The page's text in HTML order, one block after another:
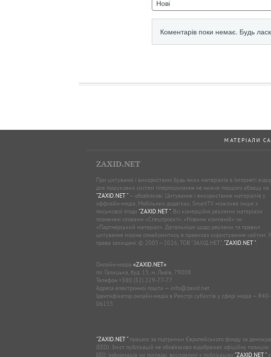
МАТЕРІАЛИ
ZAXID.NET
При цитуванні і використанні будь-яких матеріалів в Інтернеті
для пошукових систем гіперпосилання не нижче першого абзацу на
"ZAXID.NET "— обов’язкові. Цитування і використання матеріалів у
оффлайн-медіа, Мобільних додатках, SmartTV можливе лише з
письмової згоди "ZAXID.NET ". Всі комерційні рекламні матеріали
позначені словами «Спецпроєкт», «Новини компаній» чи
«Партнерський матеріал». Детальніше щодо реклами та правил
цитування можна ознайомитись в правилах користування сайтом.
права захищені. © 2005—2026, ТОВ “ЗАХІД.НЕТ”, "ZAXID.NET ".
Онлайн-медіа «ZAXID.NET»
пл. Галицька, буд. 15, м. Львів, 79008
Телефон +380 (32) 229-77-77
Адреса електронної пошти — info@zaxid.net
Ідентифікатор онлайн-медіа в Реєстрі суб'єктів у сфері медіа — R40-
06155
"ZAXID.NET "працює за підтримки Європейського фонду за
(EED). Зміст публікацій не обов’язково відображає офіційну позицію
EED. Інформація чи погляди, висловлені у публікаціях "ZAXID.NET "є